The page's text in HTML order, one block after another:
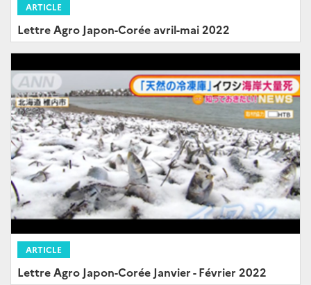
ARTICLE
Lettre Agro Japon-Corée avril-mai 2022
ARTICLE
Lettre Agro Japon-Corée Janvier - Février 2022